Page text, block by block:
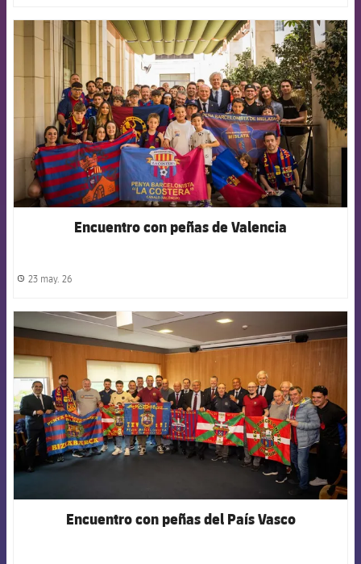
FCB Barcelona badge
Encuentro con peñas de Valencia
label.share.clock
23 may. 26
FCB Barcelona badge
Encuentro con peñas del País Vasco